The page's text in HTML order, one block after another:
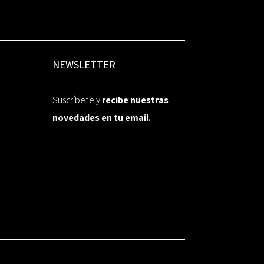
NEWSLETTER
Suscríbete yrecibe nuestras
novedades en tu email.